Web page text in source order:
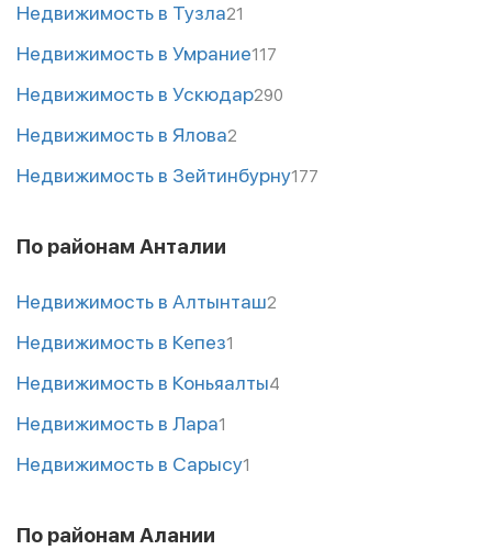
Недвижимость в Тузла21
Недвижимость в Умрание117
Недвижимость в Ускюдар290
Недвижимость в Ялова2
Недвижимость в Зейтинбурну177
По районам Анталии
Недвижимость в Алтынташ2
Недвижимость в Кепез1
Недвижимость в Коньяалты4
Недвижимость в Лара1
Недвижимость в Сарысу1
По районам Алании